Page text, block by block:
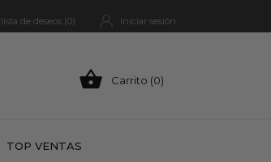
de deseos (0) Iniciar sesión
 Carrito (0)
TOP VENTAS